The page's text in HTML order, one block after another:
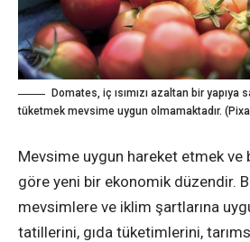
Domates, iç ısımızı azaltan bir yapıya
tüketmek mevsime uygun olmamaktadır.
Mevsime uygun hareket etmek ve
göre yeni bir ekonomik düzendir.
mevsimlere ve iklim şartlarına
tatillerini, gıda tüketimlerini,